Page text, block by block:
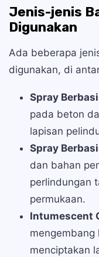
Jenis-jenis
Digunakan
Ada beberapa
digunakan, di
Spray
pada beton
lapisan
Spray
dan bahan
perlindungan
permukaan.
Intumescent
mengembang
menciptakan